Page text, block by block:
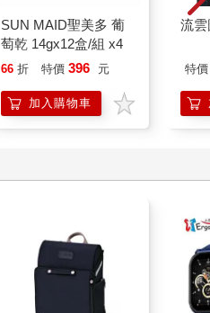
SUN MAID聖美多 葡
萄乾 14gx12盒/組 x4
66 折 特價 396 元
加入購物車
流
特價